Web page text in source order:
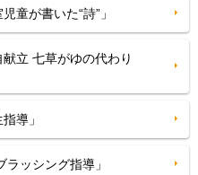
童が書いた“詩”」
立 七草がゆの代わり
導」
ッシング指導」